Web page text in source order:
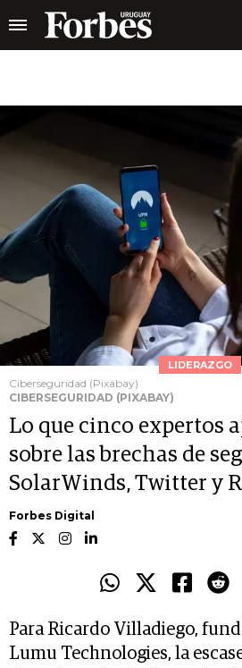
LIDERAZGO
Ciberseguridad (Pixabay)
CIBERSEGURIDAD (PIXABAY)
Lo que cinco expertos
sobre las brechas de
SolarWinds, Twitter y
Forbes Digital
Para Ricardo Villadiego,
Lumu Technologies, la